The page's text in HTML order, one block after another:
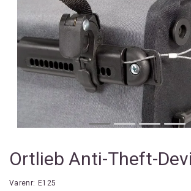
Ortlieb Anti-Theft-
Varenr: E125